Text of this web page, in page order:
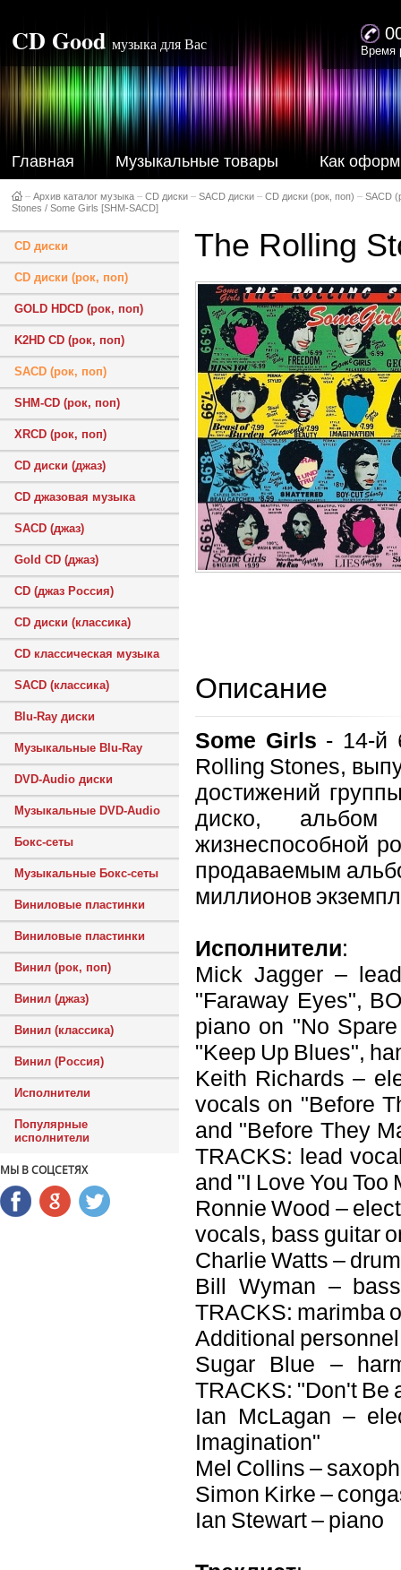
CD Good музыка для Вас Время
Главная Музыкальные товары Как
– Архив каталог музыка – CD диски – SACD диски – CD диски (рок, поп) – SACD
Stones / Some Girls [SHM-SACD]
CD диски
CD диски (рок, поп)
GOLD HDCD (рок, поп)
K2HD CD (рок, поп)
SACD (рок, поп)
SHM-CD (рок, поп)
XRCD (рок, поп)
CD диски (джаз)
CD джазовая музыка
SACD (джаз)
Gold CD (джаз)
CD (джаз Россия)
CD диски (классика)
CD классическая музыка
SACD (классика)
Blu-Ray диски
Музыкальные Blu-Ray
DVD-Audio диски
Музыкальные DVD-Audio
Бокс-сеты
Музыкальные Бокс-сеты
Виниловые пластинки
Виниловые пластинки
Винил (рок, поп)
Винил (джаз)
Винил (классика)
Винил (Россия)
Исполнители
Популярные
исполнители
МЫ В СОЦСЕТЯХ
The Rolling
Описание
Some Girls - 14-й
Rolling Stones,
достижений
диско, альбом
жизнеспособной
продаваемым
миллионов
Исполнители:
Mick Jagger –
"Faraway Eyes",
piano on "No
"Keep Up Blues",
Keith Richards –
vocals on "Before
and "Before They
TRACKS: lead
and "I Love You
Ronnie Wood –
vocals, bass guitar
Charlie Watts –
Bill Wyman –
TRACKS: marimba
Additional personnel
Sugar Blue –
TRACKS: "Don't Be
Ian McLagan –
Imagination"
Mel Collins –
Simon Kirke –
Ian Stewart – piano